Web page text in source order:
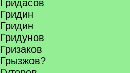
Гридасов
Гридин
Гридин
Гридунов
Гризаков
Грызжов?